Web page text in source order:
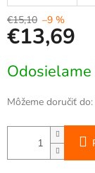
€15,10 –9 %
€13,69
cena:
Môžeme doručiť do: